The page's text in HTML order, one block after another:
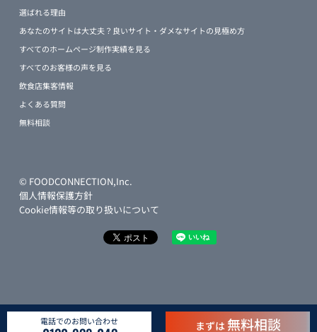
選ばれる理由
あなたのサイトは大丈夫？良いサイト・ダメなサイトの見極め方
すべてのホームページ制作実績を見る
すべてのお客様の声を見る
飲食店集客情報
よくある質問
無料相談
© FOODCONNECTION,Inc.
個人情報保護方針
Cookie情報等の取り扱いについて
電話でのお問い合わせ まずは 無料相談